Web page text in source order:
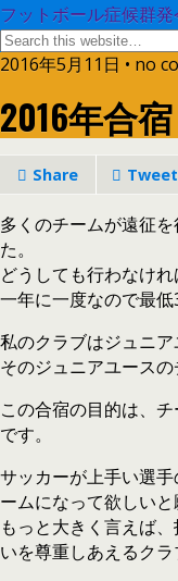
フットボール症候群発
2016年5月11日 • no
2016年合宿
Share Tweet
多くのチームが遠征
た。
どうしても行わなけ
一年に一度なので最
私のクラブはジュニア
そのジュニアユースの
この合宿の目的は、
です。
サッカーが上手い選
ームになって欲しいと
もっと大きく言えば
いを尊重しあえるクラ